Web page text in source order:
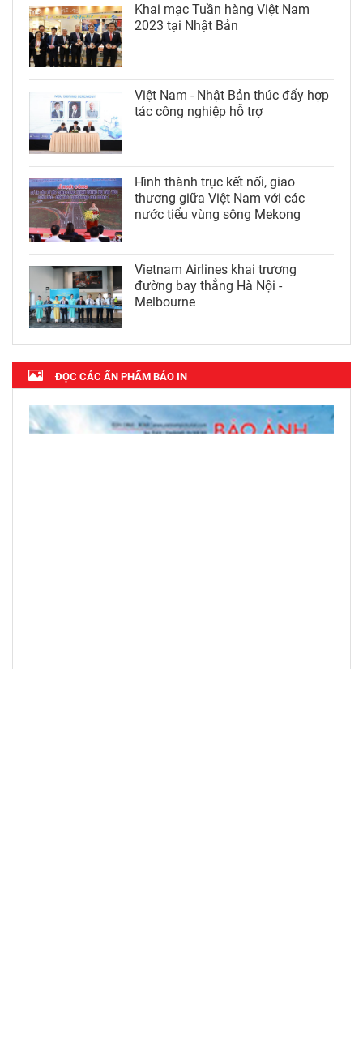
Khai mạc Tuần hàng Việt Nam
2023 tại Nhật Bản
Việt Nam - Nhật Bản thúc đẩy hợp
tác công nghiệp hỗ trợ
Hình thành trục kết nối, giao
thương giữa Việt Nam với các
nước tiểu vùng sông Mekong
Vietnam Airlines khai trương
đường bay thẳng Hà Nội -
Melbourne
ĐỌC CÁC ẤN PHẨM BÁO IN